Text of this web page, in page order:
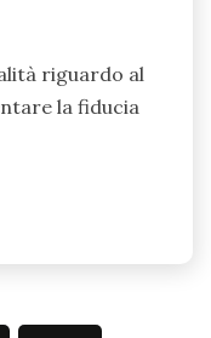
riguardo al
la fiducia